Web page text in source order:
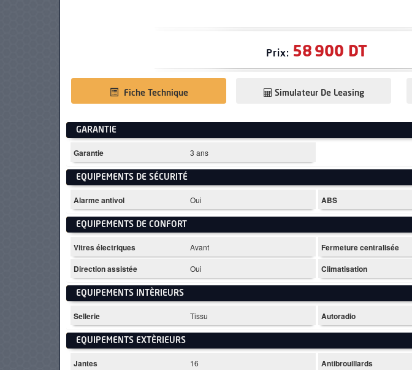
Prix: 58 900 DT
Fiche Technique Simulateur De Leasing
GARANTIE
Garantie 3 ans
EQUIPEMENTS DE SÉCURITÉ
Alarme antivol Oui ABS
EQUIPEMENTS DE CONFORT
Vitres électriques Avant Fermeture centralisée
Direction assistée Oui Climatisation
EQUIPEMENTS INTÈRIEURS
Sellerie Tissu Autoradio
EQUIPEMENTS EXTÈRIEURS
Jantes 16 Antibrouillards